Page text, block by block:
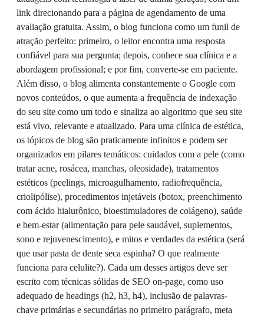
link direcionando para a página de agendamento de uma
avaliação gratuita. Assim, o blog funciona como um funil de
atração perfeito: primeiro, o leitor encontra uma resposta
confiável para sua pergunta; depois, conhece sua clínica e a
abordagem profissional; e por fim, converte-se em paciente.
Além disso, o blog alimenta constantemente o Google com
novos conteúdos, o que aumenta a frequência de indexação
do seu site como um todo e sinaliza ao algoritmo que seu site
está vivo, relevante e atualizado. Para uma clínica de estética,
os tópicos de blog são praticamente infinitos e podem ser
organizados em pilares temáticos: cuidados com a pele (como
tratar acne, rosácea, manchas, oleosidade), tratamentos
estéticos (peelings, microagulhamento, radiofrequência,
criolipólise), procedimentos injetáveis (botox, preenchimento
com ácido hialurônico, bioestimuladores de colágeno), saúde
e bem-estar (alimentação para pele saudável, suplementos,
sono e rejuvenescimento), e mitos e verdades da estética (será
que usar pasta de dente seca espinha? O que realmente
funciona para celulite?). Cada um desses artigos deve ser
escrito com técnicas sólidas de SEO on-page, como uso
adequado de headings (h2, h3, h4), inclusão de palavras-
chave primárias e secundárias no primeiro parágrafo, meta